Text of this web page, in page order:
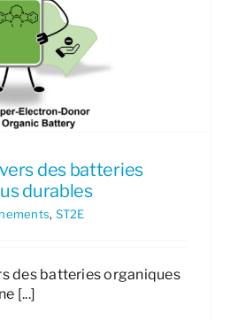
des batteries
durables
, ST2E
des batteries organiques
[...]